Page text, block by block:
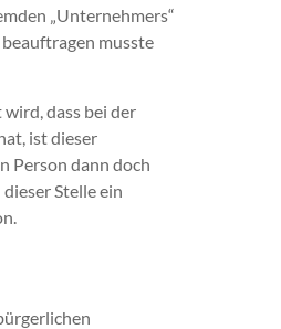
„Unternehmers“
musste
dass bei der
ist dieser
Person dann doch
Stelle ein